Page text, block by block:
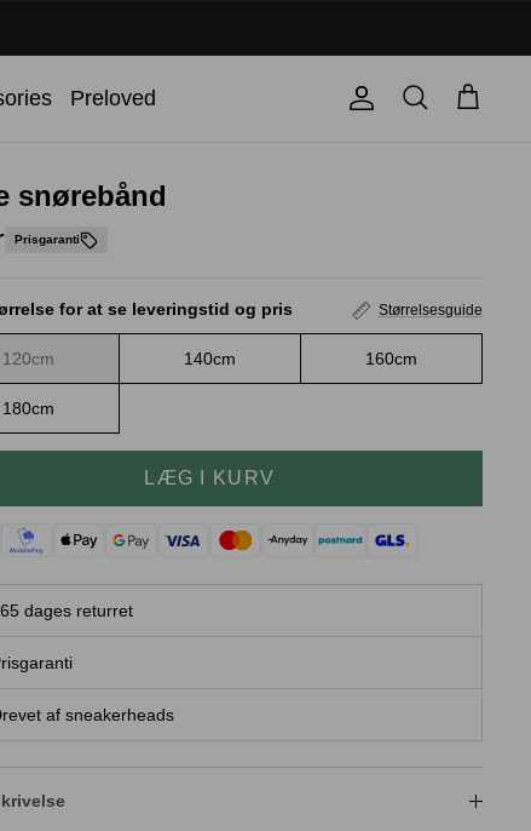
Preloved Konto
Søg
Kurv
snørebånd
Prisgaranti
for at se leveringstid og pris Størrelsesguide
120cm 140cm 160cm
180cm
LÆG I KURV
dages returret
af sneakerheads